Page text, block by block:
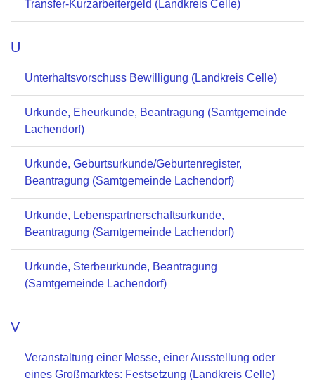
Transfer-Kurzarbeitergeld (Landkreis Celle)
U
Unterhaltsvorschuss Bewilligung (Landkreis Celle)
Urkunde, Eheurkunde, Beantragung (Samtgemeinde
Lachendorf)
Urkunde, Geburtsurkunde/Geburtenregister,
Beantragung (Samtgemeinde Lachendorf)
Urkunde, Lebenspartnerschaftsurkunde,
Beantragung (Samtgemeinde Lachendorf)
Urkunde, Sterbeurkunde, Beantragung
(Samtgemeinde Lachendorf)
V
Veranstaltung einer Messe, einer Ausstellung oder
eines Großmarktes: Festsetzung (Landkreis Celle)